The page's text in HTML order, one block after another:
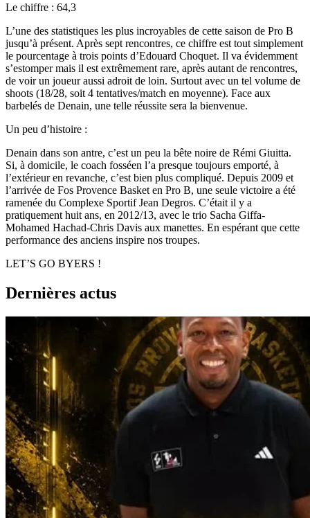
Le chiffre : 64,3
L’une des statistiques les plus incroyables de cette saison de Pro B
jusqu’à présent. Après sept rencontres, ce chiffre est tout simplement
le pourcentage à trois points d’Edouard Choquet. Il va évidemment
s’estomper mais il est extrêmement rare, après autant de rencontres,
de voir un joueur aussi adroit de loin. Surtout avec un tel volume de
shoots (18/28, soit 4 tentatives/match en moyenne). Face aux
barbelés de Denain, une telle réussite sera la bienvenue.
Un peu d’histoire :
Denain dans son antre, c’est un peu la bête noire de Rémi Giuitta.
Si, à domicile, le coach fosséen l’a presque toujours emporté, à
l’extérieur en revanche, c’est bien plus compliqué. Depuis 2009 et
l’arrivée de Fos Provence Basket en Pro B, une seule victoire a été
ramenée du Complexe Sportif Jean Degros. C’était il y a
pratiquement huit ans, en 2012/13, avec le trio Sacha Giffa-
Mohamed Hachad-Chris Davis aux manettes. En espérant que cette
performance des anciens inspire nos troupes.
LET’S GO BYERS !
Dernières actus